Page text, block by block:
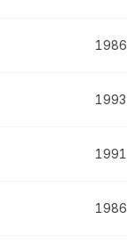
1986
1993
1991
1986